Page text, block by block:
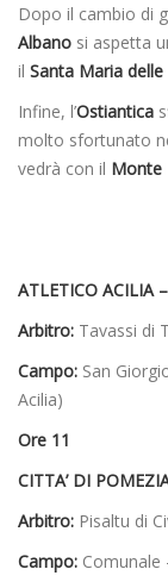
Dopo il cambio di
Albano si aspetta
il Santa Maria
Infine, l’Ostiantica
molto sfortunato
vedrà con il Monte
ATLETICO ACILIA
Arbitro: Tavassi di
Campo: San
Acilia)
Ore 11
CITTA’ DI
Arbitro: Pisaltu di
Campo: Comunale